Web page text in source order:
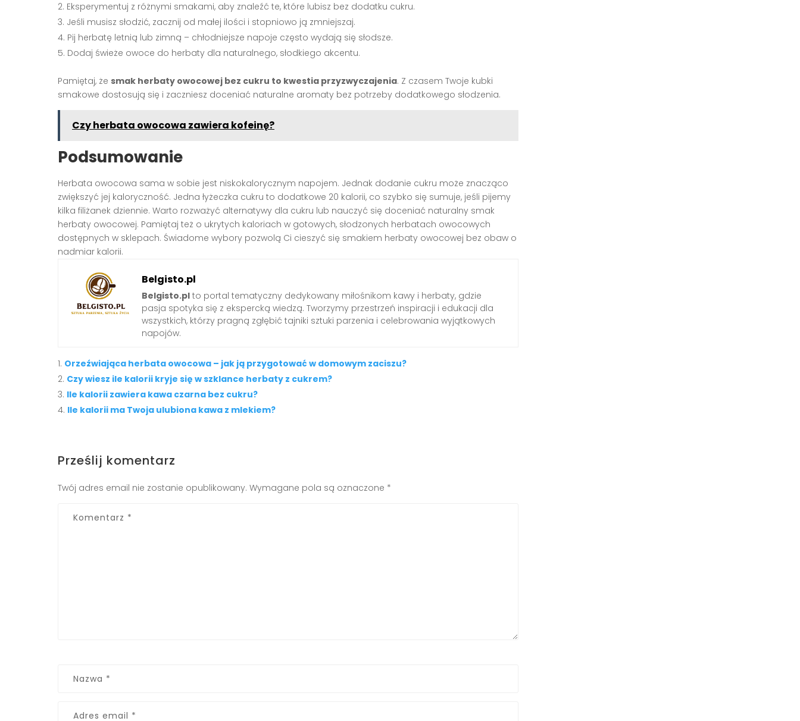
Eksperymentuj z różnymi smakami, aby znaleźć te, które lubisz bez dodatku cukru.
Jeśli musisz słodzić, zacznij od małej ilości i stopniowo ją zmniejszaj.
Pij herbatę letnią lub zimną – chłodniejsze napoje często wydają się słodsze.
Dodaj świeże owoce do herbaty dla naturalnego, słodkiego akcentu.
Pamiętaj, że smak herbaty owocowej bez cukru to kwestia przyzwyczajenia. Z czasem Twoje kubki
smakowe dostosują się i zaczniesz doceniać naturalne aromaty bez potrzeby dodatkowego słodzenia.
Czy herbata owocowa zawiera kofeinę?
Podsumowanie
Herbata owocowa sama w sobie jest niskokalorycznym napojem. Jednak dodanie cukru może znacząco
zwiększyć jej kaloryczność. Jedna łyżeczka cukru to dodatkowe 20 kalorii, co szybko się sumuje, jeśli pijemy
kilka filiżanek dziennie. Warto rozważyć alternatywy dla cukru lub nauczyć się doceniać naturalny smak
herbaty owocowej. Pamiętaj też o ukrytych kaloriach w gotowych, słodzonych herbatach owocowych
dostępnych w sklepach. Świadome wybory pozwolą Ci cieszyć się smakiem herbaty owocowej bez obaw o
nadmiar kalorii.
Belgisto.pl
Belgisto.pl to portal tematyczny dedykowany miłośnikom kawy i herbaty, gdzie
pasja spotyka się z ekspercką wiedzą. Tworzymy przestrzeń inspiracji i edukacji dla
wszystkich, którzy pragną zgłębić tajniki sztuki parzenia i celebrowania wyjątkowych
napojów.
Orzeźwiająca herbata owocowa – jak ją przygotować w domowym zaciszu?
Czy wiesz ile kalorii kryje się w szklance herbaty z cukrem?
Ile kalorii zawiera kawa czarna bez cukru?
Ile kalorii ma Twoja ulubiona kawa z mlekiem?
Prześlij komentarz
Twój adres email nie zostanie opublikowany. Wymagane pola są oznaczone *